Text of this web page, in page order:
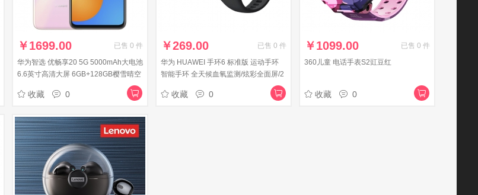
￥1699.00 已售 0 件
华为智选 优畅享20 5G 5000mAh大电池
6.6英寸高清大屏 6GB+128GB樱雪晴空
收藏 0
￥269.00 已售 0 件
华为 HUAWEI 手环6 标准版 运动手环
智能手环 全天候血氧监测/炫彩全面屏/2
收藏 0
￥1099.00 已售 0 件
360儿童 电话手表S2豇豆红
收藏 0